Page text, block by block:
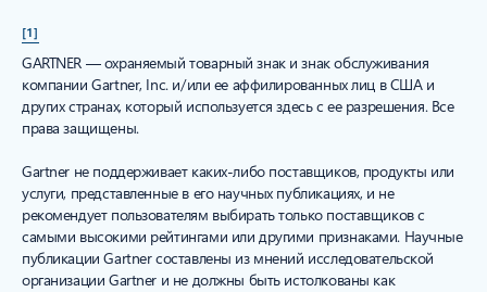
[1]
GARTNER — охраняемый товарный знак и знак обслуживания
компании Gartner, Inc. и/или ее аффилированных лиц в США и
других странах, который используется здесь с ее разрешения. Все
права защищены.
Gartner не поддерживает каких-либо поставщиков, продукты или
услуги, представленные в его научных публикациях, и не
рекомендует пользователям выбирать только поставщиков с
самыми высокими рейтингами или другими признаками. Научные
публикации Gartner составлены из мнений исследовательской
организации Gartner и не должны быть истолкованы как